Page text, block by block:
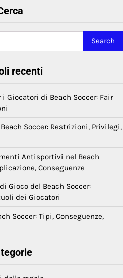
recenti
Giocatori di Beach Soccer: Fair
Soccer: Restrizioni, Privilegi,
Antisportivi nel Beach
Conseguenze
Gioco del Beach Soccer:
dei Giocatori
Soccer: Tipi, Conseguenze,